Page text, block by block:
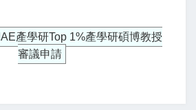
產學研Top 1%產學研碩博教授
審議申請